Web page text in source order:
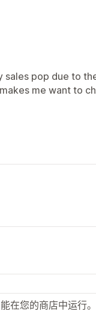
sales pop due to
me want to
在您的商店中运行